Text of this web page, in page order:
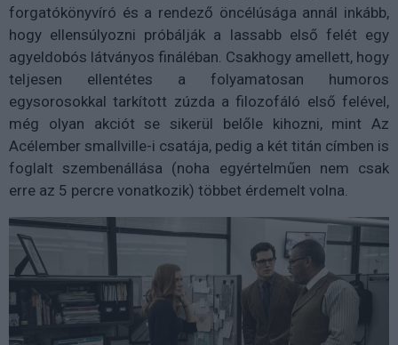
forgatókönyvíró és a rendező öncélúsága annál inkább,
hogy ellensúlyozni próbálják a lassabb első felét egy
agyeldobós látványos fináléban. Csakhogy amellett, hogy
teljesen ellentétes a folyamatosan humoros
egysorosokkal tarkított zúzda a filozofáló első felével,
még olyan akciót se sikerül belőle kihozni, mint Az
Acélember smallville-i csatája, pedig a két titán címben is
foglalt szembenállása (noha egyértelműen nem csak
erre az 5 percre vonatkozik) többet érdemelt volna.